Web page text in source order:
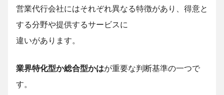
営業代行会社にはそれぞれ異なる特徴があり、得意と
する分野や提供するサービスに
違いがあります。
業界特化型か総合型かはが重要な判断基準の一つで
す。